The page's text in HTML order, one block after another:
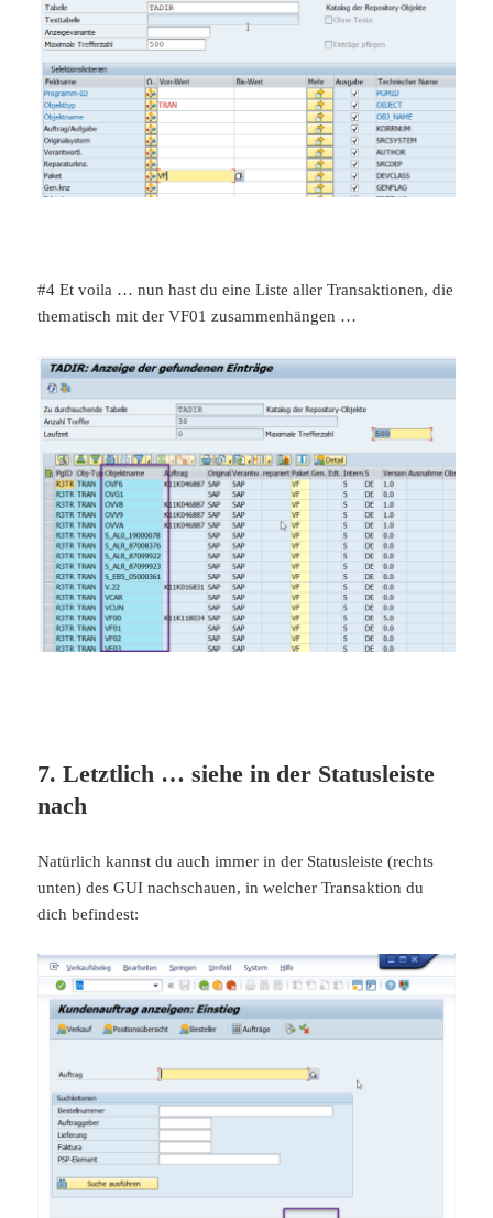
#4 Et voila … nun hast du eine Liste aller Transaktionen, die
thematisch mit der VF01 zusammenhängen …
7. Letztlich … siehe in der Statusleiste
nach
Natürlich kannst du auch immer in der Statusleiste (rechts
unten) des GUI nachschauen, in welcher Transaktion du
dich befindest: